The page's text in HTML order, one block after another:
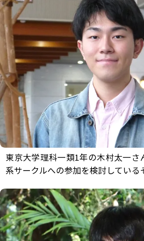
東京大学理科一類1年の木村太一さ
系サークルへの参加を検討している